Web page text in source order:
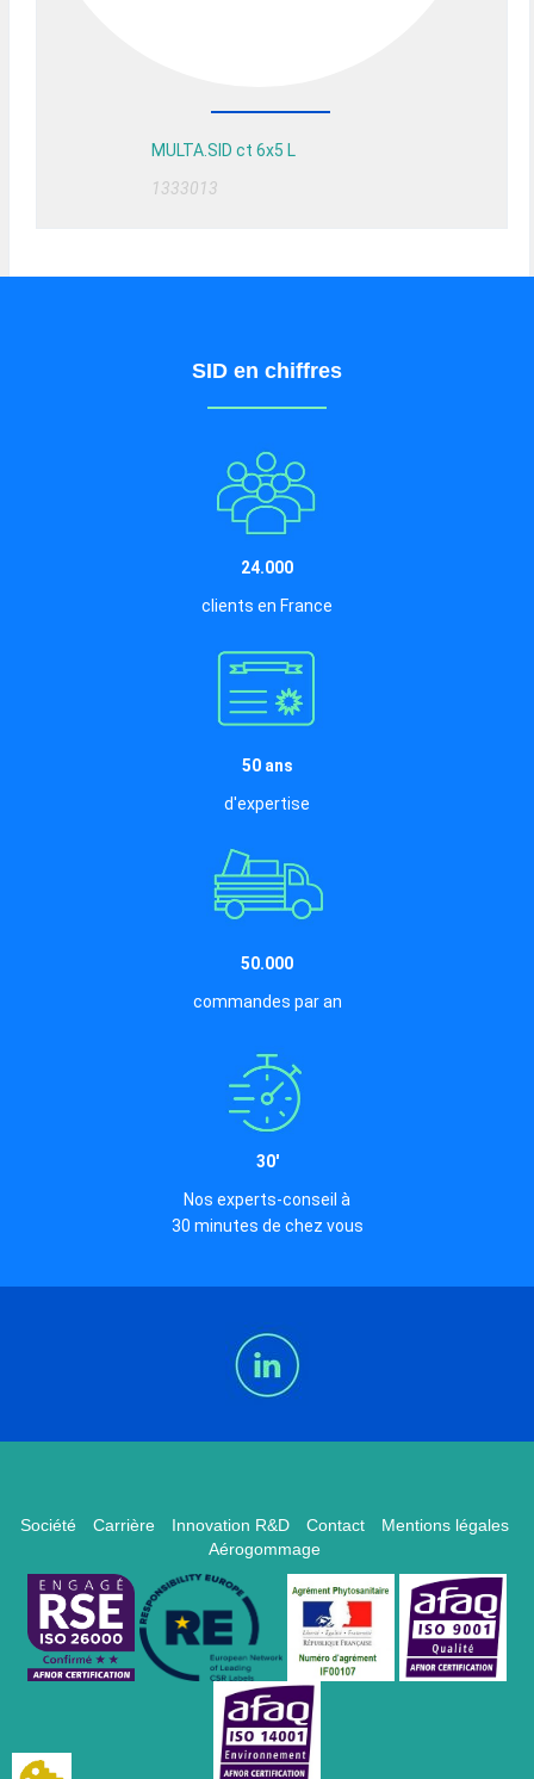
MULTA.SID ct 6x5 L
1333013
SID en chiffres
24.000
clients en France
50 ans
d'expertise
50.000
commandes par an
30'
Nos experts-conseil à
30 minutes de chez vous
Société Carrière Innovation R&D Contact
Mentions légales
Aérogommage